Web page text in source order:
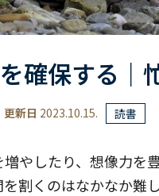
確保する｜
更新日 2023.10.15. 読書
やしたり、想像力を
割くのはなかなか難